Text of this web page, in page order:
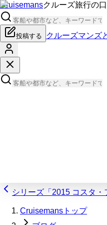
Cruisemansクルーズ旅行の
投稿する クルーズマンズ
シリーズ「2015 コスタ
Cruisemansトップ